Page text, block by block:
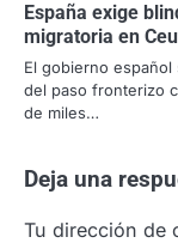
España exige
migratoria en
El gobierno español
del paso fronterizo
de miles…
Deja una
Tu dirección de